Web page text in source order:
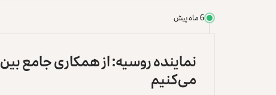
6 ماه پیش
نماینده روسیه: از همکاری جامع
می‌کنیم